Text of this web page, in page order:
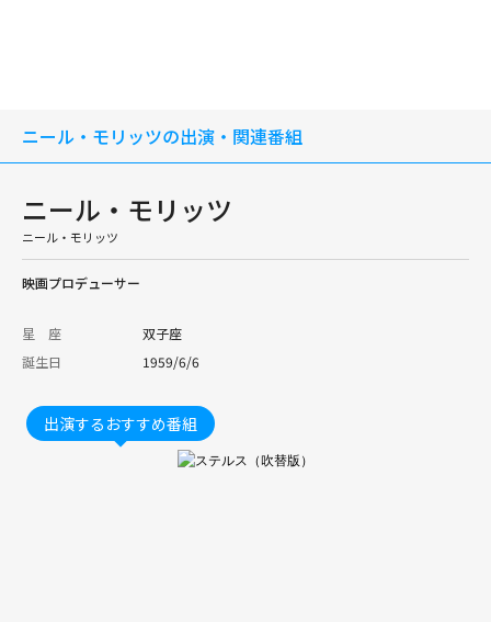
ニール・モリッツの出演・関連番組
ニール・モリッツ
ニール・モリッツ
映画プロデューサー
星 座
双子座
誕生日
1959/6/6
出演するおすすめ番組